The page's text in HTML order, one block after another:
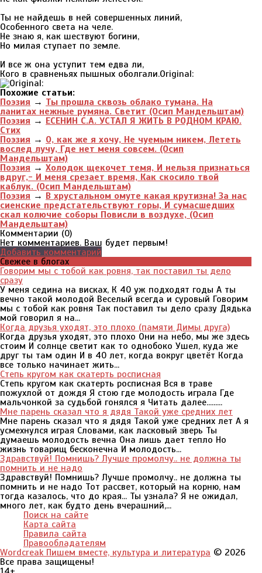
Ты не найдешь в ней совершенных линий,
Особенного света на челе.
Не знаю я, как шествуют богини,
Но милая ступает по земле.
И все ж она уступит тем едва ли,
Кого в сравненьях пышных оболгали.Original:
Похожие статьи:
Поэзия → Ты прошла сквозь облако тумана. На
ланитах нежные румяна. Светит (Осип Мандельштам)
Поэзия → ЕСЕНИН С.А. УСТАЛ Я ЖИТЬ В РОДНОМ КРАЮ.
Стих
Поэзия → О, как же я хочу, Не чуемым никем, Лететь
вослед лучу, Где нет меня совсем. (Осип
Мандельштам)
Поэзия → Холодок щекочет темя, И нельзя признаться
вдруг,- И меня срезает время, Как скосило твой
каблук. (Осип Мандельштам)
Поэзия → В хрустальном омуте какая крутизна! За нас
сиенские предстательствуют горы, И сумасшедших
скал колючие соборы Повисли в воздухе, (Осип
Мандельштам)
Комментарии (0)
Нет комментариев. Ваш будет первым!
Добавить комментарий
Свежее в блогах
Говорим мы с тобой как ровня, так поставил ты дело
сразу
У меня седина на висках, К 40 уж подходят годы А ты
вечно такой молодой Веселый всегда и суровый Говорим
мы с тобой как ровня Так поставил ты дело сразу Дядька
мой говорил я на...
Когда друзья уходят, это плохо (памяти Димы друга)
Когда друзья уходят, это плохо Они на небо, мы же здесь
стоим И солнце светит как то однобоко Ушел, куда же
друг ты там один И в 40 лет, когда вокруг цветёт Когда
все только начинает жить...
Степь кругом как скатерть росписная
Степь кругом как скатерть росписная Вся в траве
пожухлой от дождя Я стою где молодость играла Где
мальчонкой за судьбой гонялся я Читать далее.........
Мне парень сказал что я дядя Такой уже средних лет
Мне парень сказал что я дядя Такой уже средних лет А я
усмехнулся играя Словами, как ласковый зверь Ты
думаешь молодость вечна Она лишь дает тепло Но
жизнь товарищ бесконечна И молодость...
Здравствуй! Помнишь? Лучше промолчу.. не должна ты
помнить и не надо
Здравствуй! Помнишь? Лучше промолчу.. не должна ты
помнить и не надо Тот рассвет, который на корню, нам
тогда казалось, что до края... Ты узнала? Я не ожидал,
много лет, как будто день вчерашний,...
Поиск на сайте
Карта сайта
Правила сайта
Правообладателям
Wordcreak Пишем вместе, культура и литература © 2026
Все права защищены!